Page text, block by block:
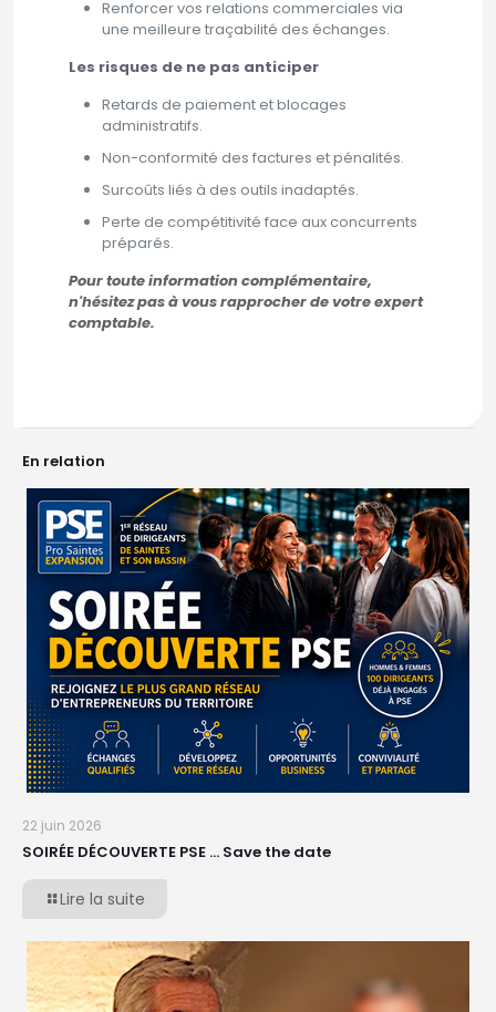
Renforcer vos relations commerciales via
une meilleure traçabilité des échanges.
Les risques de ne pas anticiper
Retards de paiement et blocages
administratifs.
Non-conformité des factures et pénalités.
Surcoûts liés à des outils inadaptés.
Perte de compétitivité face aux concurrents
préparés.
Pour toute information complémentaire,
n'hésitez pas à vous rapprocher de votre expert
comptable.
En relation
22 juin 2026
SOIRÉE DÉCOUVERTE PSE … Save the date
Lire la suite